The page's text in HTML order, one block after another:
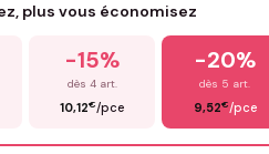
plus vous économisez
-15%
dès 4 art.
10,12€/pce
-20%
dès 5 art.
9,52€/pce